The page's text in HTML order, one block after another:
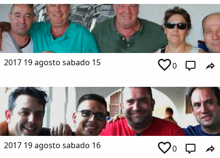
2017 19 agosto sabado 15 0
2017 19 agosto sabado 16 0